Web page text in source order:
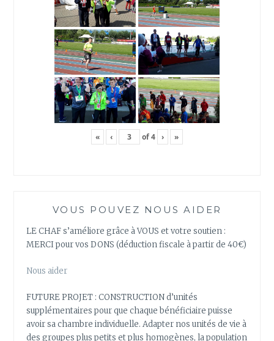
« ‹ of4 › »
VOUS POUVEZ NOUS AIDER
LE CHAF s’améliore grâce à VOUS et votre soutien :
MERCI pour vos DONS (déduction fiscale à partir de 40€)
Nous aider
FUTURE PROJET : CONSTRUCTION d’unités
supplémentaires pour que chaque bénéficiaire puisse
avoir sa chambre individuelle. Adapter nos unités de vie à
des groupes plus petits et plus homogènes, la population